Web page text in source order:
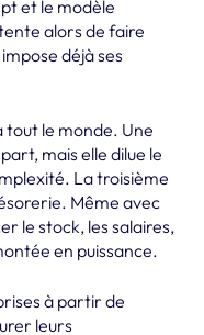
et le modèle
alors de faire
déjà ses
tout le monde. Une
mais elle dilue le
La troisième
Même avec
le stock, les salaires,
en puissance.
à partir de
leurs